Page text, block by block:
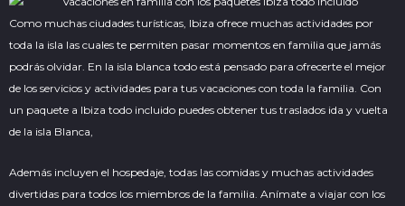
Como muchas ciudades turísticas, Ibiza ofrece muchas actividades por
toda la isla las cuales te permiten pasar momentos en familia que jamás
podrás olvidar. En la isla blanca todo está pensado para ofrecerte el mejor
de los servicios y actividades para tus vacaciones con toda la familia. Con
un paquete a Ibiza todo incluido puedes obtener tus traslados ida y vuelta
de la isla Blanca,
Además incluyen el hospedaje, todas las comidas y muchas actividades
divertidas para todos los miembros de la familia. Anímate a viajar con los